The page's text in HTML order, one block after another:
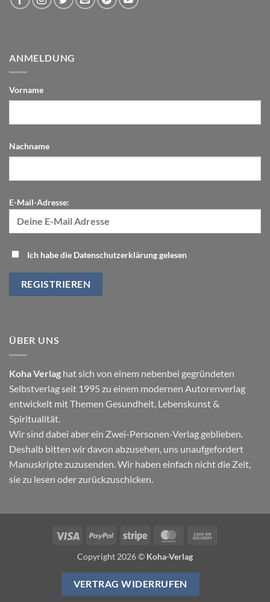
ANMELDUNG
Vorname
Nachname
E-Mail-Adresse:
Ich habe die Datenschutzerklärung gelesen
ÜBER UNS
Koha Verlag hat sich von einem nebenbei gegründeten
Selbstverlag seit 1995 zu einem modernen Autorenverlag
entwickelt mit Themen Gesundheit, Lebenskunst&
Spiritualität.
Wir sind dabei aber ein Zwei-Personen-Verlag geblieben.
Deshalb bitten wir davon abzusehen, uns unaufgefordert
Manuskripte zuzusenden. Wir haben einfach nicht die Zeit,
sie zu lesen oder zurückzuschicken.
Visa PayPal Stripe MasterCard
Copyright 2026 © Koha-Verlag
VERTRAG WIDERRUFEN